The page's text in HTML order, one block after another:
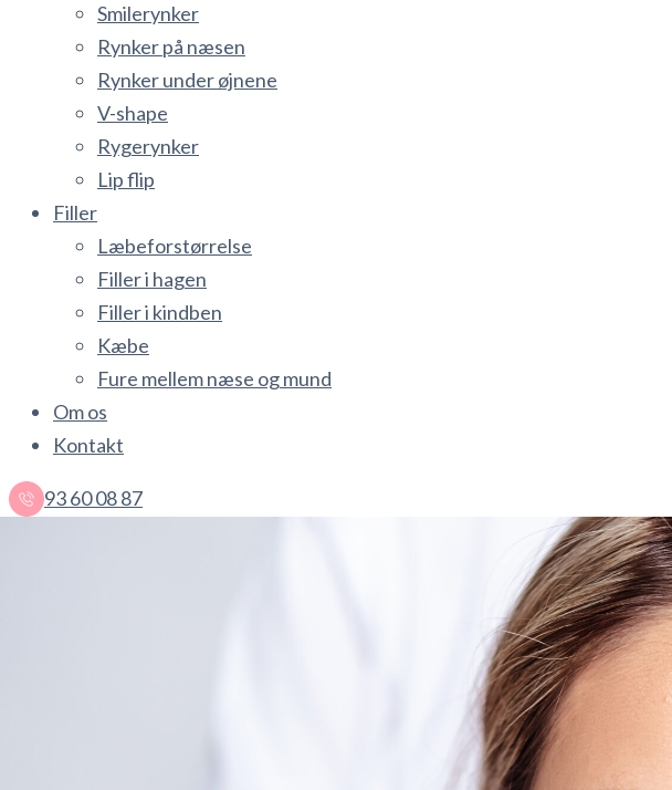
Smilerynker
Rynker på næsen
Rynker under øjnene
V-shape
Rygerynker
Lip flip
Filler
Læbeforstørrelse
Filler i hagen
Filler i kindben
Kæbe
Fure mellem næse og mund
Om os
Kontakt
93 60 08 87
Velkommen til Beauty &
Botox behandling mindsker
Dermed slapper musklen af, og